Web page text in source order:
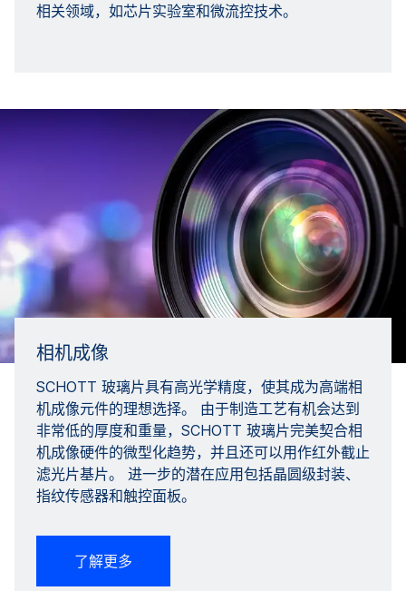
相关领域，如芯片实验室和微流控技术。
相机成像
SCHOTT 玻璃片具有高光学精度，使其成为高端相
机成像元件的理想选择。 由于制造工艺有机会达到
非常低的厚度和重量，SCHOTT 玻璃片完美契合相
机成像硬件的微型化趋势，并且还可以用作红外截止
滤光片基片。 进一步的潜在应用包括晶圆级封装、
指纹传感器和触控面板。
了解更多